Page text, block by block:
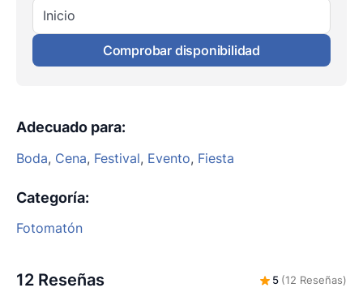
Inicio
Comprobar disponibilidad
Adecuado para:
Boda, Cena, Festival, Evento, Fiesta
Categoría:
Fotomatón
12 Reseñas 5 (12 Reseñas)